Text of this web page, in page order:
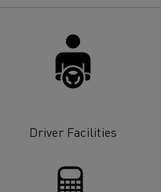
Driver Facilities